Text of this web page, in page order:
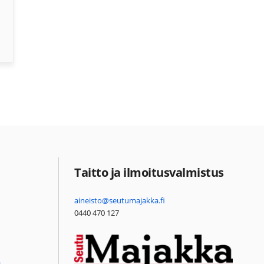
Taitto ja ilmoitusvalmistus
aineisto@seutumajakka.fi
0440 470 127